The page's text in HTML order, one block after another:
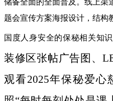
储备全面的全面普及。线上渠
题会宣传方案海报设计，结构
国度人身安全的保秘相关知
装修区张帖广告图、
观看2025年保秘爱心